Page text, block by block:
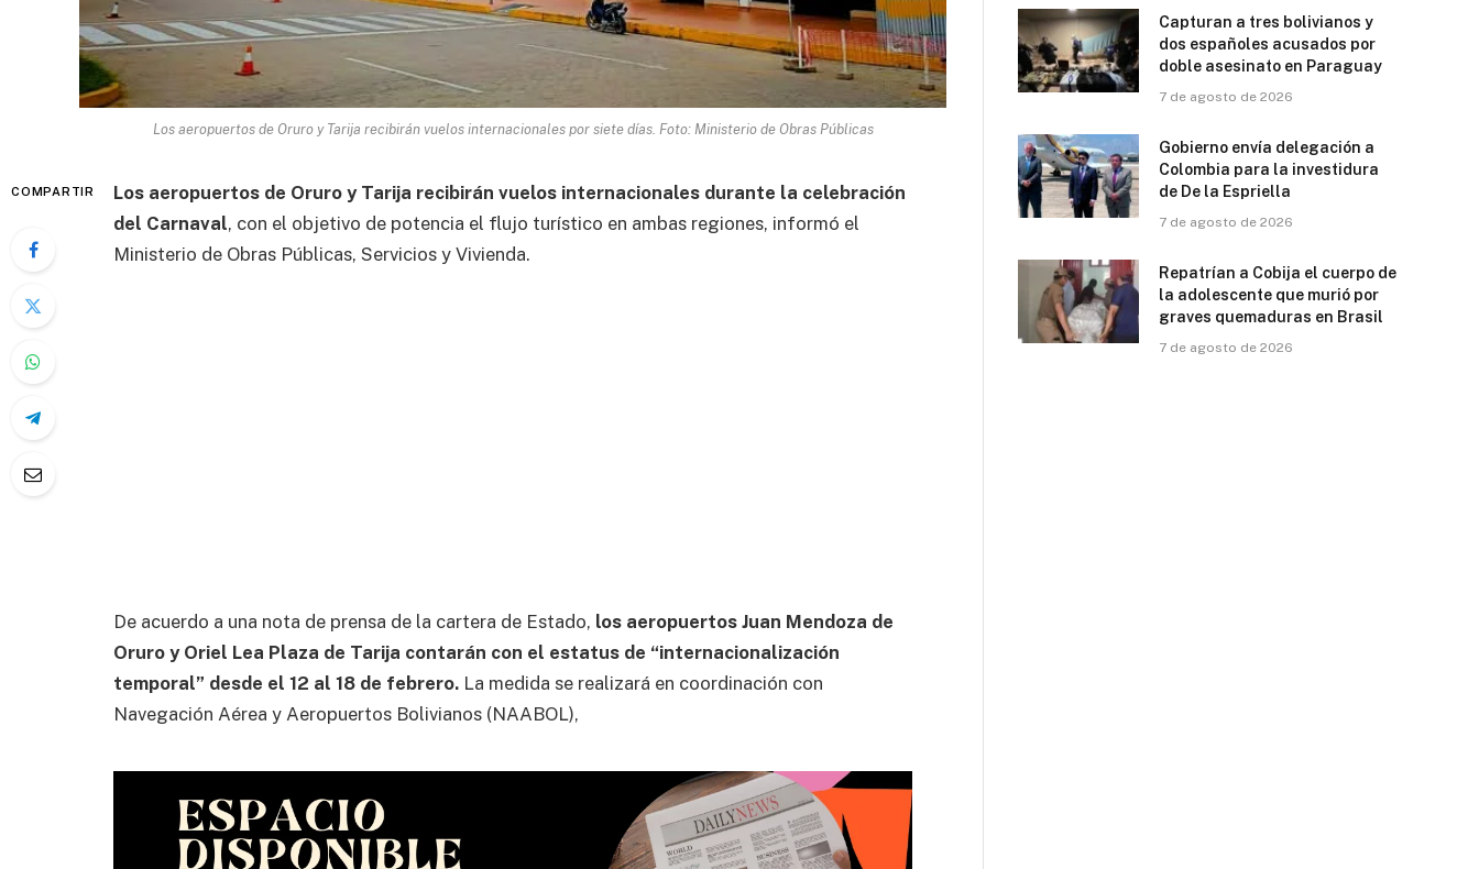
Los aeropuertos de Oruro y Tarija recibirán vuelos internacionales por siete días. Foto: Ministerio de Obras Públicas
COMPARTIR
Los aeropuertos de Oruro y Tarija recibirán vuelos internacionales durante la celebración
del Carnaval, con el objetivo de potencia el flujo turístico en ambas regiones, informó el
Ministerio de Obras Públicas, Servicios y Vivienda.
De acuerdo a una nota de prensa de la cartera de Estado, los aeropuertos Juan Mendoza de
Oruro y Oriel Lea Plaza de Tarija contarán con el estatus de “internacionalización
temporal” desde el 12 al 18 de febrero. La medida se realizará en coordinación con
Navegación Aérea y Aeropuertos Bolivianos (NAABOL),
Capturan a tres bolivianos y
dos españoles acusados por
doble asesinato en Paraguay
7 de agosto de 2026
Gobierno envía delegación a
Colombia para la investidura
de De la Espriella
7 de agosto de 2026
Repatrían a Cobija el cuerpo de
la adolescente que murió por
graves quemaduras en Brasil
7 de agosto de 2026